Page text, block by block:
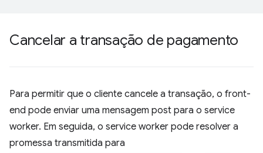
Cancelar a transação de pagamento
Para permitir que o cliente cancele a transação, o front-
end pode enviar uma mensagem post para o service
worker. Em seguida, o service worker pode resolver a
promessa transmitida para